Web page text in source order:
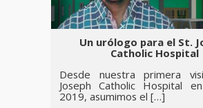
Un urólogo para el St.
Catholic Hospital
Desde nuestra primera
Joseph Catholic Hospital
2019, asumimos el […]